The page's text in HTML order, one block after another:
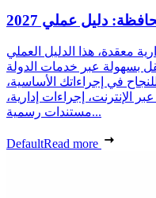
دليل عملي 2027
معقدة، هذا الدليل العملي
بسهولة عبر خدمات الدولة
في إجراءاتك الأساسية،
إجراءات إدارية،
مستندات رسمية...
DefaultRead more